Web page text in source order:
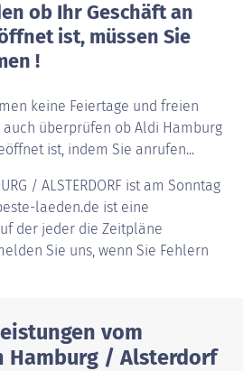
ob Ihr Geschäft an
ist, müssen Sie
!
keine Feiertage und freien
auch überprüfen ob Aldi Hamburg
ist, indem Sie anrufen...
/ ALSTERDORF ist am Sonntag
laeden.de ist eine
der jeder die Zeitpläne
Sie uns, wenn Sie Fehlern
vom
Hamburg / Alsterdorf